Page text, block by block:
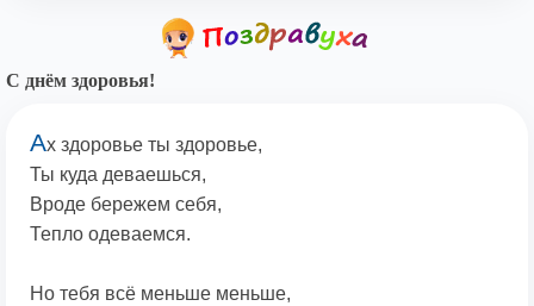
С днём здоровья!
Ах здоровье ты здоровье,
Ты куда деваешься,
Вроде бережем себя,
Тепло одеваемся.
Но тебя всё меньше меньше,